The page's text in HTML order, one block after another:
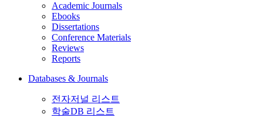
Academic Journals
Ebooks
Dissertations
Conference Materials
Reviews
Reports
Databases & Journals
전자저널 리스트
학술DB 리스트